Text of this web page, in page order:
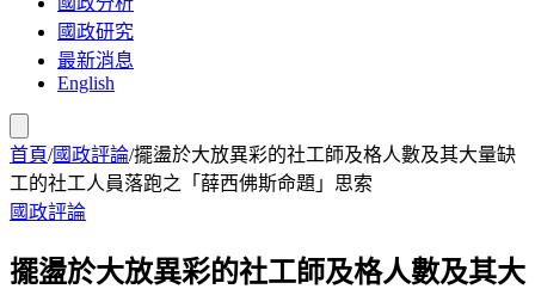
國政研究
最新消息
English
首頁/國政評論/擺盪於大放異彩的社工師及格人數及其大量缺
工的社工人員落跑之「薛西佛斯命題」思索
國政評論
擺盪於大放異彩的社工師及格人數及其大